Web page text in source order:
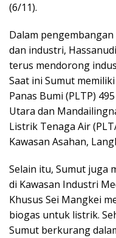
(6/11).
Dalam
dan industri,
terus mendorong
Saat ini Sumut
Panas Bumi (PLTP)
Utara dan
Listrik Tenaga Air
Kawasan Asahan,
Selain itu, Sumut juga
di Kawasan Industri
Khusus Sei Mangkei
biogas untuk listrik.
Sumut berkurang